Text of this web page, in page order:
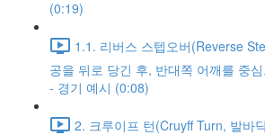
(0:19)
1.1. 리버스 스텝오버(Reverse
공을 뒤로 당긴 후, 반대쪽 어깨를 중
- 경기 예시 (0:08)
2. 크루이프 턴(Cruyff Turn, 발바